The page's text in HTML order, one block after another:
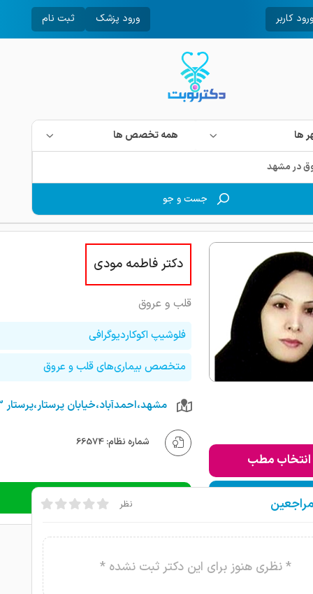
ورود کاربر ورود پزشک ثبت نام
ها همه تخصص ها
جست و جو
انتخاب مطب
به لیست من
دکتر فاطمه مودی
قلب و عروق
فلوشیپ اکوکاردیوگرافی
متخصص بیماری‌های قلب و عروق
شماره نظام: 66574
دریافت نوبت تلفنی نظر
* نظری هنوز برای این دکتر ثبت نشده *